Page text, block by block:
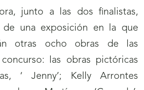
junto a las dos finalistas,
de una exposición en la que
otras ocho obras de las
las obras pictóricas
‘ Jenny’; Kelly Arrontes